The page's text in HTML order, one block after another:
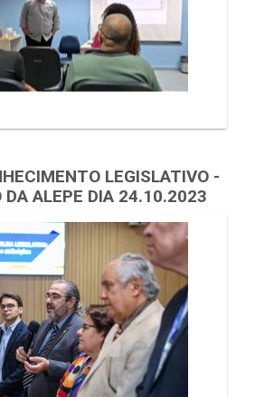
LEGISLATIVO -
DA ALEPE DIA 24.10.2023